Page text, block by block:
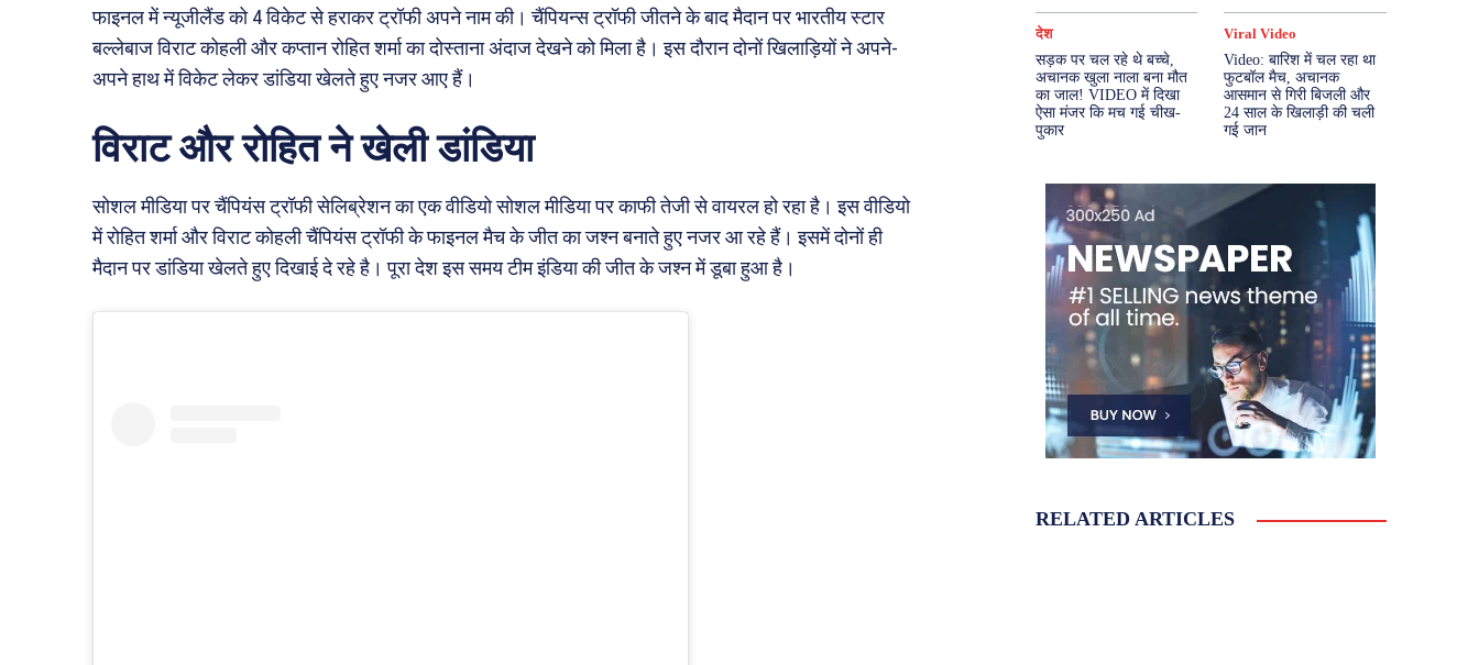
फाइनल में न्यूजीलैंड को 4 विकेट से हराकर ट्रॉफी अपने नाम की। चैंपियन्स ट्रॉफी जीतने के बाद मैदान पर भारतीय स्टार
बल्लेबाज विराट कोहली और कप्तान रोहित शर्मा का दोस्ताना अंदाज देखने को मिला है। इस दौरान दोनों खिलाड़ियों ने अपने-
अपने हाथ में विकेट लेकर डांडिया खेलते हुए नजर आए हैं।
विराट और रोहित ने खेली डांडिया
सोशल मीडिया पर चैंपियंस ट्रॉफी सेलिब्रेशन का एक वीडियो सोशल मीडिया पर काफी तेजी से वायरल हो रहा है। इस वीडियो
में रोहित शर्मा और विराट कोहली चैंपियंस ट्रॉफी के फाइनल मैच के जीत का जश्न बनाते हुए नजर आ रहे हैं। इसमें दोनों ही
मैदान पर डांडिया खेलते हुए दिखाई दे रहे है। पूरा देश इस समय टीम इंडिया की जीत के जश्न में डूबा हुआ है।
देश
सड़क पर चल रहे थे बच्चे,
अचानक खुला नाला बना मौत
का जाल! VIDEO में दिखा
ऐसा मंजर कि मच गई चीख-
पुकार
Viral Video
Video: बारिश में चल रहा था
फुटबॉल मैच, अचानक
आसमान से गिरी बिजली और
24 साल के खिलाड़ी की चली
गई जान
RELATED ARTICLES